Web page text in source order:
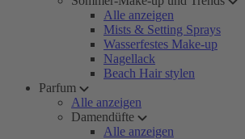
Alle anzeigen
Mists & Setting Sprays
Wasserfestes Make-up
Nagellack
Beach Hair stylen
Parfum
Alle anzeigen
Damendüfte
Alle anzeigen